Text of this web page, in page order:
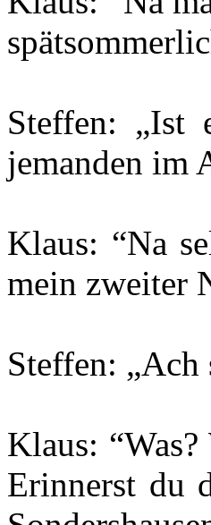
Steffen: „Ist
jemanden im
Klaus: “Na
mein zweiter
Steffen: „Ach
Klaus:
Erinnerst du